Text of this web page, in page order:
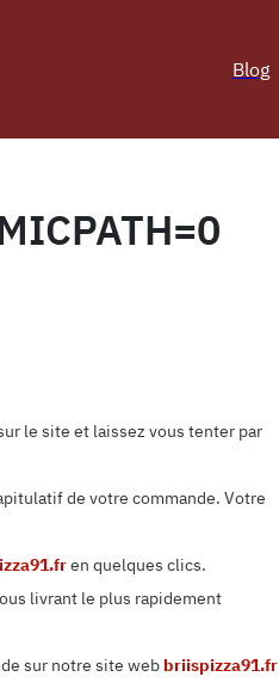
Blog
le site et laissez vous tenter par
de votre commande. Votre
en quelques clics.
livrant le plus rapidement
sur notre site web briispizza91.fr